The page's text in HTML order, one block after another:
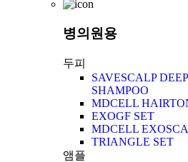
병의원용
두피
SAVESCALP
SHAMPOO
MDCELL
EXOGF SET
MDCELL
TRIANGLE SET
앰플